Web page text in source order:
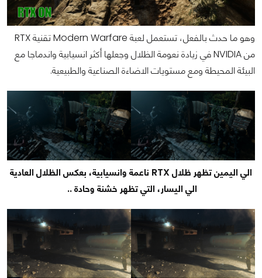
وهو ما حدث بالفعل، تستعمل لعبة Modern Warfare تقنية RTX
من NVIDIA في زيادة نعومة الظلال وجعلها أكثر انسيابية واندماجا مع
البيئة المحيطة ومع مستويات الاضاءة الصناعية والطبيعية.
الي اليمين تظهر ظلال RTX ناعمة وانسيابية، بعكس الظلال العادية
الي اليسار، التي تظهر خشنة وحادة ..